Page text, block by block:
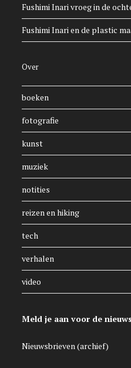
Fushimi Inari vroeg in de
Fushimi Inari en de plastic
Over
boeken
fotografie
kunst
muziek
notities
reizen en hiking
tech
verhalen
video
Meld je aan voor de
Nieuwsbrieven (archief)